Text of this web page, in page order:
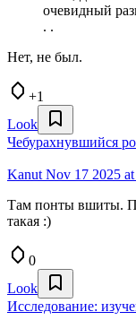
очевидный
. .
Нет, не был.
+1
Look
Чебурахнувшийся
Kanut Nov 17 2025
Там понты вшиты.
такая :)
0
Look
Исследование: